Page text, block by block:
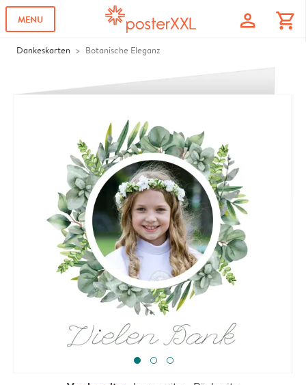
MENU profile shopping_cart
Dankeskarten Botanische Eleganz